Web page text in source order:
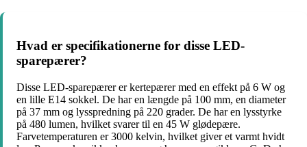
Hvad er specifikationerne for disse LED-
sparepærer?
Disse LED-sparepærer er kertepærer med en effekt på 6 W og
en lille E14 sokkel. De har en længde på 100 mm, en diameter
på 37 mm og lysspredning på 220 grader. De har en lysstyrke
på 480 lumen, hvilket svarer til en 45 W glødepære.
Farvetemperaturen er 3000 kelvin, hvilket giver et varmt hvidt